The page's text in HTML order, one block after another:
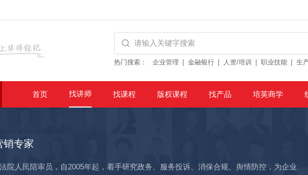
热门搜索： 企业管理 金融银行 人资/培训 职业技能 生
首页 找讲师 找课程 版权课程 找产品 培英商学
销专家
院人民陪审员，自2005年起，着手研究政务、服务投诉、消保合规、舆情防控，为企业